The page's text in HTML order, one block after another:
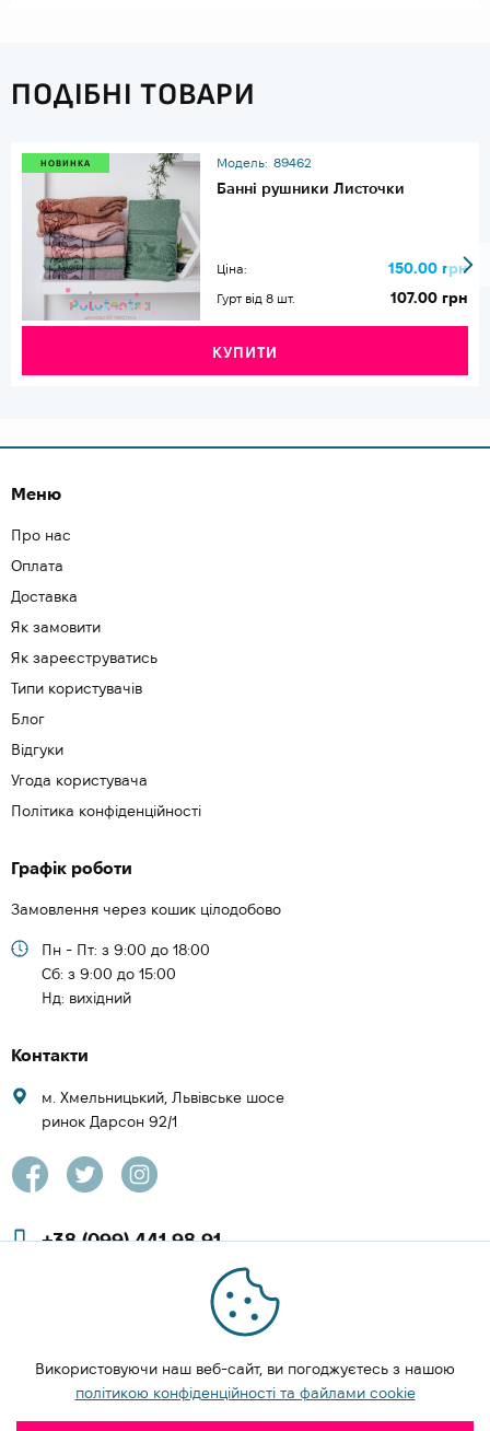
ПОДІБНІ ТОВАРИ
НОВИНКА Модель: 89462
Банні рушники Листочки
Ціна: 150.00 грн
Гурт від 8 шт. 107.00 грн
КУПИТИ
Меню
Про нас
Оплата
Доставка
Як замовити
Як зареєструватись
Типи користувачів
Блог
Відгуки
Угода користувача
Політика конфіденційності
Графік роботи
Замовлення через кошик цілодобово
Пн - Пт: з 9:00 до 18:00
Cб: з 9:00 до 15:00
Нд: вихідний
Контакти
м. Хмельницький, Львівське шосе
ринок Дарсон 92/1
+38 (099) 441 98 91
+38 (097) 423 08 00
zachesa86@gmail.com
ЗАМОВИТИ ДЗВІНОК
Використовуючи наш веб-сайт, ви погоджуєтесь з нашою
політикою конфіденційності та файлами cookie